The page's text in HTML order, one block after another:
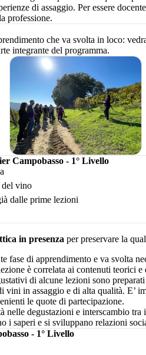
di assaggio. Per essere
professione.
che va svolta in loco:
integrante del programma.
Campobasso - 1° Livello
del vino
dalle prime lezioni
in presenza per preservare la
fase di apprendimento e va svolta
è correlata ai contenuti teorici e
di alcune lezioni sono
vini in assaggio e di alta qualità. E’
le quote di partecipazione.
nelle degustazioni e interscambio
i saperi e si sviluppano relazioni
- 1° Livello